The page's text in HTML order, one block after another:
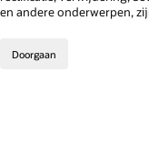
en andere onderwerpen,
Doorgaan